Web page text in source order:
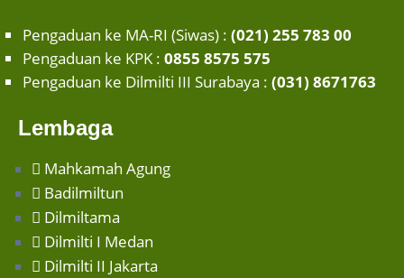
Pengaduan ke MA-RI (Siwas) : (021) 255 783 00
Pengaduan ke KPK : 0855 8575 575
Pengaduan ke Dilmilti III Surabaya : (031) 8671763
Lembaga
Mahkamah Agung
Badilmiltun
Dilmiltama
Dilmilti I Medan
Dilmilti II Jakarta